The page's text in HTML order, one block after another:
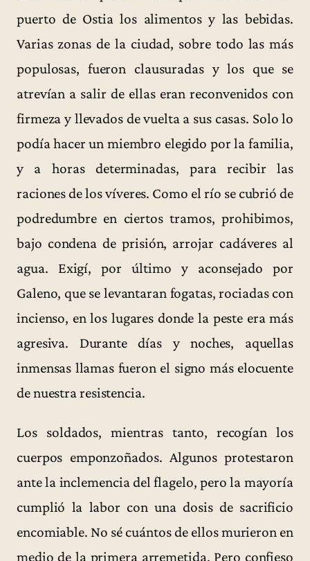
puerto de Ostia los alimentos y las bebidas.
Varias zonas de la ciudad, sobre todo las más
populosas, fueron clausuradas y los que se
atrevían a salir de ellas eran reconvenidos con
firmeza y llevados de vuelta a sus casas. Solo lo
podía hacer un miembro elegido por la familia,
y a horas determinadas, para recibir las
raciones de los víveres. Como el río se cubrió de
podredumbre en ciertos tramos, prohibimos,
bajo condena de prisión, arrojar cadáveres al
agua. Exigí, por último y aconsejado por
Galeno, que se levantaran fogatas, rociadas con
incienso, en los lugares donde la peste era más
agresiva. Durante días y noches, aquellas
inmensas llamas fueron el signo más elocuente
de nuestra resistencia.
Los soldados, mientras tanto, recogían los
cuerpos emponzoñados. Algunos protestaron
ante la inclemencia del flagelo, pero la mayoría
cumplió la labor con una dosis de sacrificio
encomiable. No sé cuántos de ellos murieron en
medio de la primera arremetida. Pero confieso